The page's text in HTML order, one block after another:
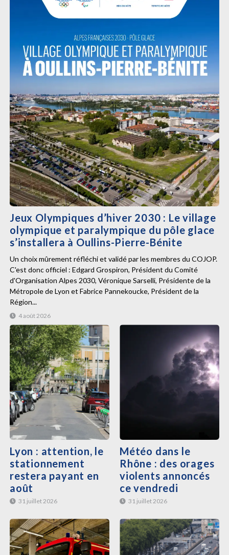
Jeux Olympiques d’hiver 2030 : Le village
olympique et paralympique du pôle glace
s’installera à Oullins-Pierre-Bénite
4 août 2026
Un choix mûrement réfléchi et validé par les membres du COJOP.
C'est donc officiel : Edgard Grospiron, Président du Comité
d'Organisation Alpes 2030, Véronique Sarselli, Présidente de la
Métropole de Lyon et Fabrice Pannekoucke, Président de la
Région...
Lyon : attention, le
stationnement
restera payant en
août
31 juillet 2026
Météo dans le
Rhône : des orages
violents annoncés
ce vendredi
31 juillet 2026